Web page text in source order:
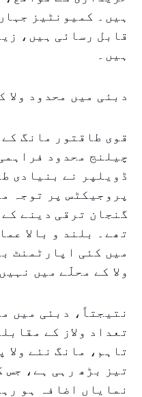
ہیں۔ کمیونٹیز
قابل رسائی ہیں،
ہیں۔
دبئی میں محدود ولا
قوی طاقتور مانگ
چیلنج محدود
ڈویلپر نے بنیادی
پروجیکٹس پر توجہ
گنجان ترقی دینے
تھے۔ بلند و بالا
میں کئی اپارٹمنٹ
ولا کے محلّے میں
نتیجتاً، دبئی میں
تعداد ولاز کے
تاہم، مانگ نئے
تیز بڑھ رہی ہے، جس
نمایاں اضافہ ہو